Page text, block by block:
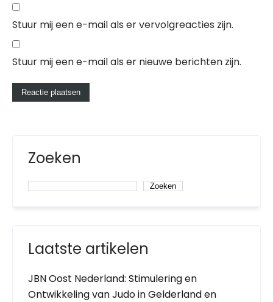
Stuur mij een e-mail als er vervolgreacties zijn.
Stuur mij een e-mail als er nieuwe berichten zijn.
Zoeken
Zoeken
Laatste artikelen
JBN Oost Nederland: Stimulering en
Ontwikkeling van Judo in Gelderland en